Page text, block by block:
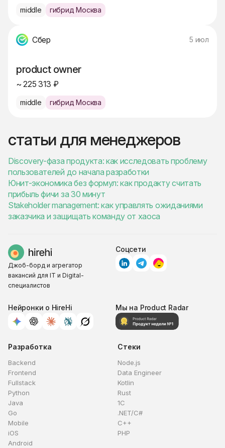
middle гибрид Москва
Сбер 5 июл
product owner
~ 225 313 ₽
middle гибрид Москва
статьи для менеджеров
Discovery-фаза продукта: как исследовать проблему
пользователей до начала разработки
Юнит-экономика без формул: как продакту считать
прибыль фичи за 30 минут
Stakeholder management: как управлять ожиданиями
заказчика и защищать команду от хаоса
Джоб-борд и агрегатор
вакансий для IT и Digital-
специалистов
Соцсети
Нейронки о HireHi Мы на Product Radar
Разработка
Backend
Frontend
Fullstack
Python
Java
Go
Mobile
iOS
Android
Стеки
Node.js
Data Engineer
Kotlin
Rust
1C
.NET/C#
C++
PHP